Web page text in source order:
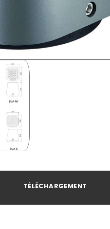
TÉLÉCHARGEMENT